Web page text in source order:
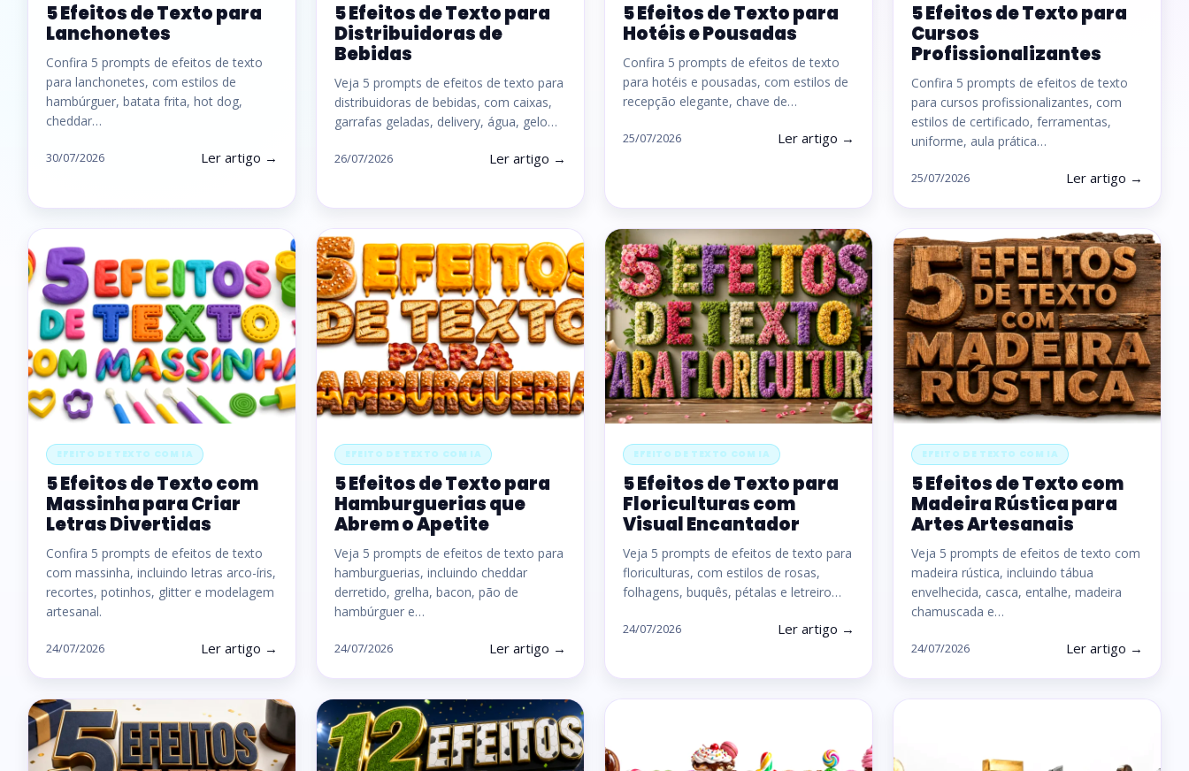
5 Efeitos de Texto para
Lanchonetes
Confira 5 prompts de efeitos de texto
para lanchonetes, com estilos de
hambúrguer, batata frita, hot dog,
cheddar…
30/07/2026 Ler artigo →
5 Efeitos de Texto para
Distribuidoras de
Bebidas
Veja 5 prompts de efeitos de texto para
distribuidoras de bebidas, com caixas,
garrafas geladas, delivery, água, gelo…
26/07/2026 Ler artigo →
5 Efeitos de Texto para
Hotéis e Pousadas
Confira 5 prompts de efeitos de texto
para hotéis e pousadas, com estilos de
recepção elegante, chave de…
25/07/2026 Ler artigo →
5 Efeitos de Texto para
Cursos
Profissionalizantes
Confira 5 prompts de efeitos de texto
para cursos profissionalizantes, com
estilos de certificado, ferramentas,
uniforme, aula prática…
25/07/2026 Ler artigo →
EFEITO DE TEXTO COM IA
5 Efeitos de Texto com
Massinha para Criar
Letras Divertidas
Confira 5 prompts de efeitos de texto
com massinha, incluindo letras arco-íris,
recortes, potinhos, glitter e modelagem
artesanal.
24/07/2026 Ler artigo →
EFEITO DE TEXTO COM IA
5 Efeitos de Texto para
Hamburguerias que
Abrem o Apetite
Veja 5 prompts de efeitos de texto para
hamburguerias, incluindo cheddar
derretido, grelha, bacon, pão de
hambúrguer e…
24/07/2026 Ler artigo →
EFEITO DE TEXTO COM IA
5 Efeitos de Texto para
Floriculturas com
Visual Encantador
Veja 5 prompts de efeitos de texto para
floriculturas, com estilos de rosas,
folhagens, buquês, pétalas e letreiro…
24/07/2026 Ler artigo →
EFEITO DE TEXTO COM IA
5 Efeitos de Texto com
Madeira Rústica para
Artes Artesanais
Veja 5 prompts de efeitos de texto com
madeira rústica, incluindo tábua
envelhecida, casca, entalhe, madeira
chamuscada e…
24/07/2026 Ler artigo →